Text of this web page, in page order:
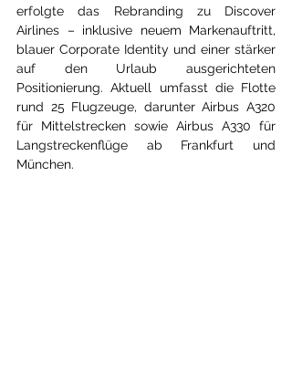
erfolgte das Rebranding zu Discover
Airlines – inklusive neuem Markenauftritt,
blauer Corporate Identity und einer stärker
auf den Urlaub ausgerichteten
Positionierung. Aktuell umfasst die Flotte
rund 25 Flugzeuge, darunter Airbus A320
für Mittelstrecken sowie Airbus A330 für
Langstreckenflüge ab Frankfurt und
München.